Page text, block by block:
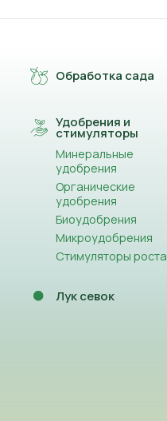
Обработка сада
Удобрения и
стимуляторы
Минеральные
удобрения
Органические
удобрения
Биоудобрения
Микроудобрения
Стимуляторы роста
Лук севок